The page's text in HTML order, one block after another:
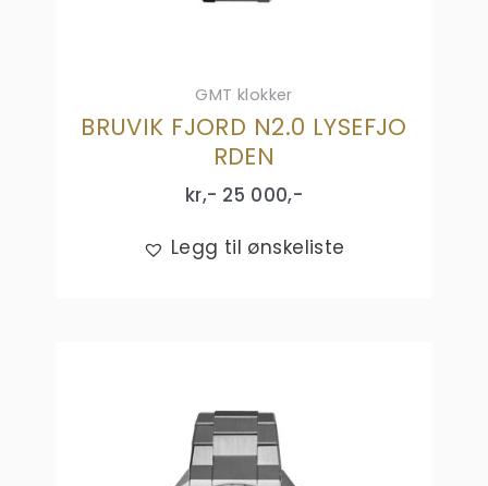
GMT klokker
BRUVIK FJORD N2.0 LYSEFJO
RDEN
kr,- 25 000,-
Legg til ønskeliste